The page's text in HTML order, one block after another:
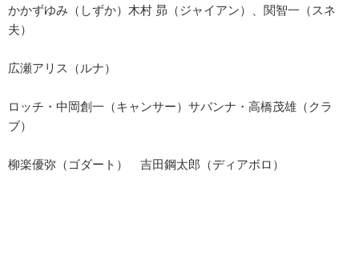
かかずゆみ（しずか）木村 昴（ジャイアン）、関智一（スネ
夫）
広瀬アリス（ルナ）
ロッチ・中岡創一（キャンサー）サバンナ・高橋茂雄（クラ
ブ）
柳楽優弥（ゴダート） 吉田鋼太郎（ディアボロ）